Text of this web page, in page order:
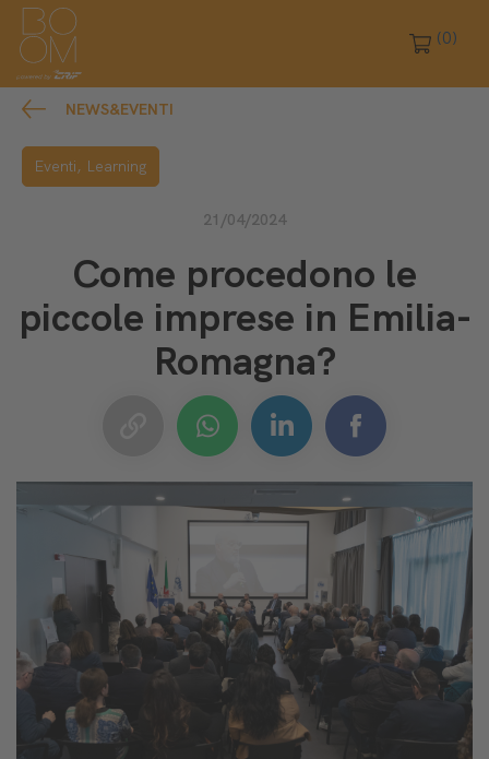
(0)
NEWS&EVENTI
Eventi, Learning
21/04/2024
Come procedono le
piccole imprese in Emilia-
Romagna?